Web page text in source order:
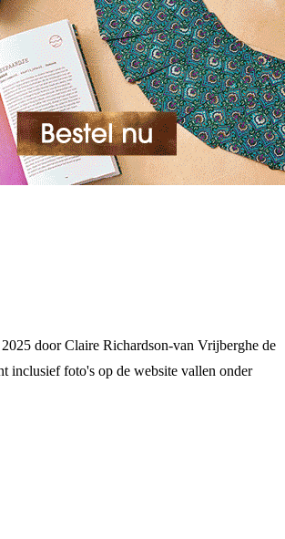
door Claire Richardson-van Vrijberghe de
inclusief foto's op de website vallen onder